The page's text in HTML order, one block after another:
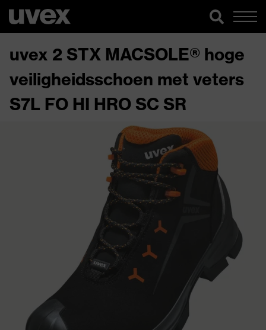
uvex 2 STX MACSOLE® hoge
veiligheidsschoen met veters
S7L FO HI HRO SC SR